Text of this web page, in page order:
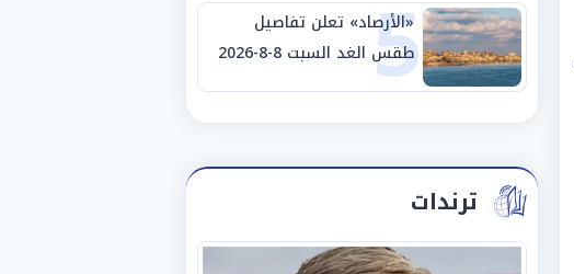
5
«الأرصاد» تعلن تفاصيل
طقس الغد السبت 8-8-2026
والظواهر الجوية
ترندات